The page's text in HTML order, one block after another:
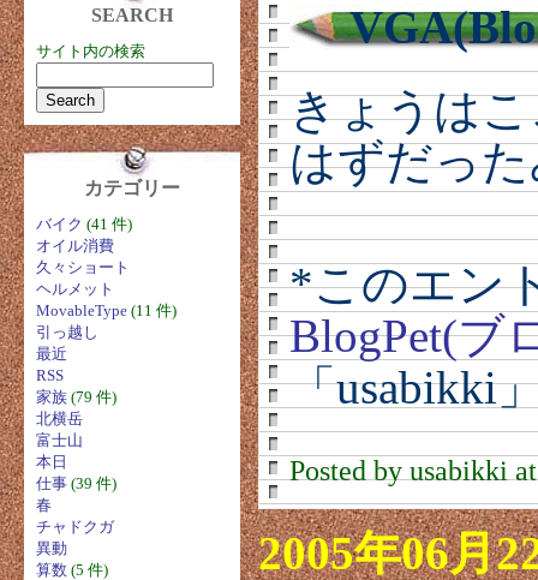
きょうは
はずだっ
*このエン
BlogPet(ブ
「usabikki
Posted by usabikki
2005年06月
SEARCH
サイト内の検索
カテゴリー
バイク (41 件)
オイル消費
久々ショート
ヘルメット
MovableType (11 件)
引っ越し
最近
RSS
家族 (79 件)
北横岳
富士山
本日
仕事 (39 件)
春
チャドクガ
異動
算数 (5 件)